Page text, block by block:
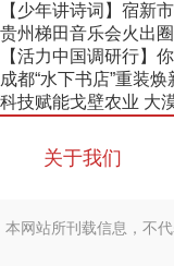
【少年讲诗词】宿新
贵州梯田音乐会火出
【活力中国调研行】
成都“水下书店”重装
科技赋能戈壁农业 大
关于我们
本网站所刊载信息，不